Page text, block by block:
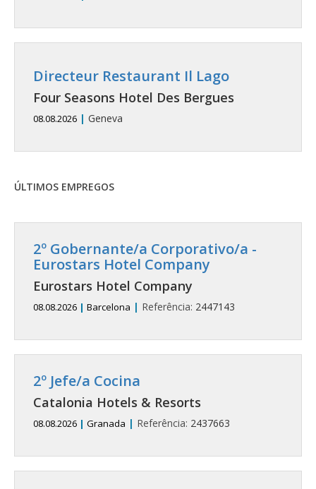
Directeur Restaurant Il Lago
Four Seasons Hotel Des Bergues
08.08.2026 | Geneva
ÚLTIMOS EMPREGOS
2º Gobernante/a Corporativo/a -
Eurostars Hotel Company
Eurostars Hotel Company
08.08.2026 | Barcelona | Referência: 2447143
2º Jefe/a Cocina
Catalonia Hotels & Resorts
08.08.2026 | Granada | Referência: 2437663